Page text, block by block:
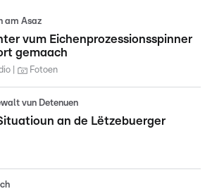
am Asaz
vum Eichenprozessionsspinner
gemaach
Fotoen
vun Detenuen
an de Lëtzebuerger